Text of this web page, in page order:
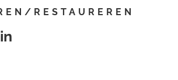
RESTAUREREN